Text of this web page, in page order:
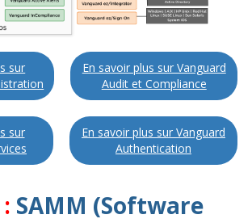
sur
En savoir plus sur Vanguard
Audit et Compliance
sur
En savoir plus sur Vanguard
Authentication
SAMM (Software